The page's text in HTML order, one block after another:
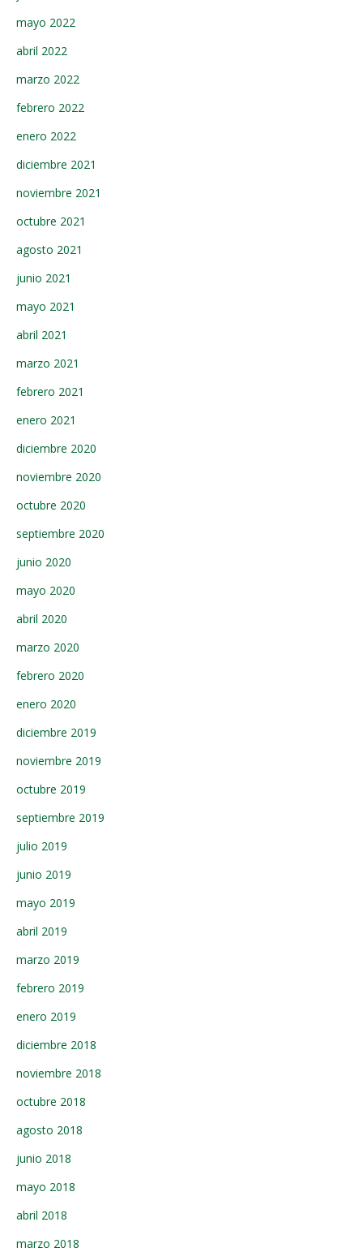
mayo 2022
abril 2022
marzo 2022
febrero 2022
enero 2022
diciembre 2021
noviembre 2021
octubre 2021
agosto 2021
junio 2021
mayo 2021
abril 2021
marzo 2021
febrero 2021
enero 2021
diciembre 2020
noviembre 2020
octubre 2020
septiembre 2020
junio 2020
mayo 2020
abril 2020
marzo 2020
febrero 2020
enero 2020
diciembre 2019
noviembre 2019
octubre 2019
septiembre 2019
julio 2019
junio 2019
mayo 2019
abril 2019
marzo 2019
febrero 2019
enero 2019
diciembre 2018
noviembre 2018
octubre 2018
agosto 2018
junio 2018
mayo 2018
abril 2018
marzo 2018